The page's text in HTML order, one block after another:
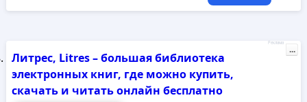
Литрес, Litres – большая библиотека
электронных книг, где можно купить,
скачать и читать онлайн бесплатно
Реклама
...